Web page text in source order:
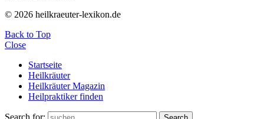
© 2026 heilkraeuter-lexikon.de
Back to Top
Close
Startseite
Heilkräuter
Heilkräuter Magazin
Heilpraktiker finden
Search for: Search